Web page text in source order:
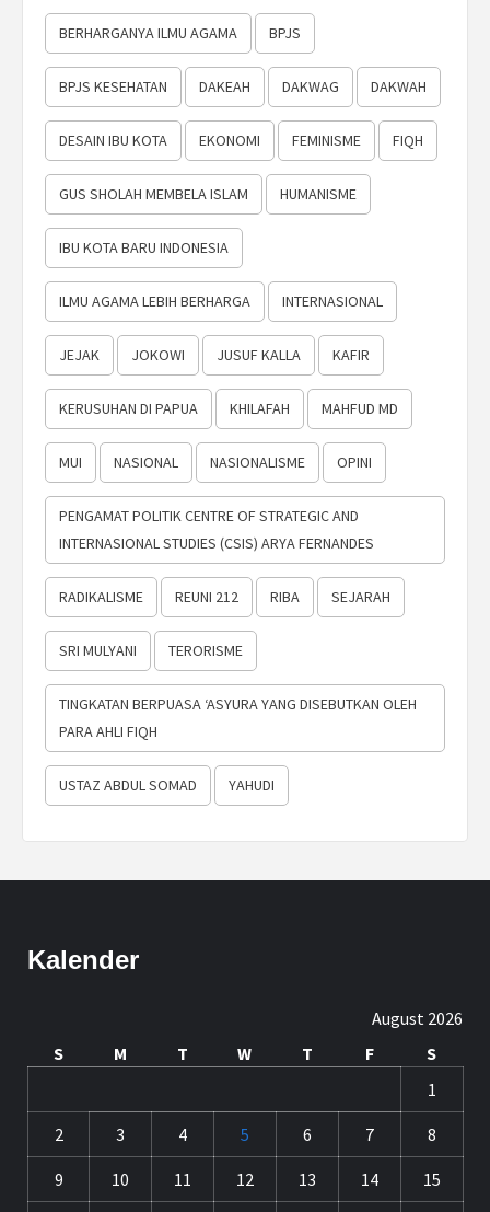
BERHARGANYA ILMU AGAMA BPJS
BPJS KESEHATAN DAKEAH DAKWAG DAKWAH
DESAIN IBU KOTA EKONOMI FEMINISME FIQH
GUS SHOLAH MEMBELA ISLAM HUMANISME
IBU KOTA BARU INDONESIA
ILMU AGAMA LEBIH BERHARGA INTERNASIONAL
JEJAK JOKOWI JUSUF KALLA KAFIR
KERUSUHAN DI PAPUA KHILAFAH MAHFUD MD
MUI NASIONAL NASIONALISME OPINI
PENGAMAT POLITIK CENTRE OF STRATEGIC AND
INTERNASIONAL STUDIES (CSIS) ARYA FERNANDES
RADIKALISME REUNI 212 RIBA SEJARAH
SRI MULYANI TERORISME
TINGKATAN BERPUASA ‘ASYURA YANG DISEBUTKAN OLEH
PARA AHLI FIQH
USTAZ ABDUL SOMAD YAHUDI
Kalender
August 2026
S
M T W T F
S
1
2 3 4 5 6 7 8
9 10 11 12 13 14 15